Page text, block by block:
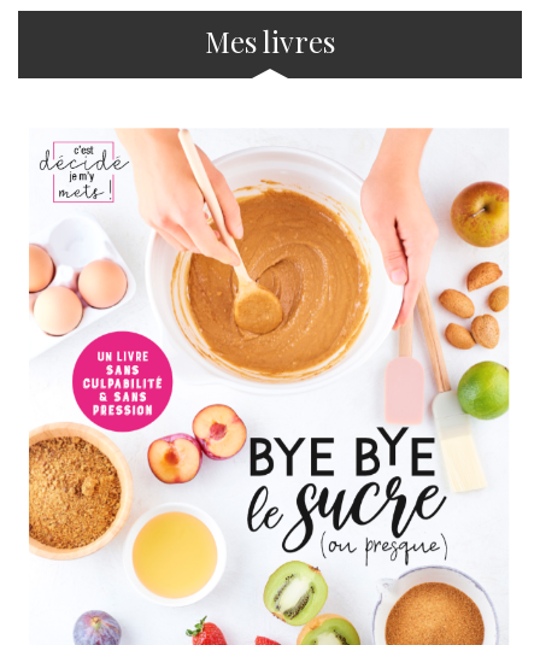
Mes livres